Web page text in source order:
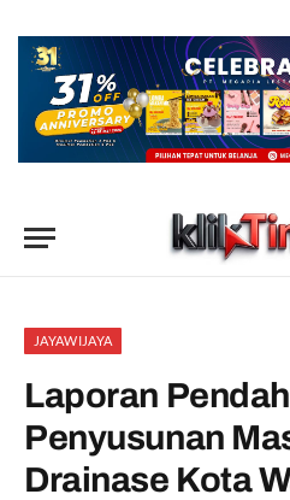
JAYAWIJAYA
Laporan
Penyusunan
Drainase Kota